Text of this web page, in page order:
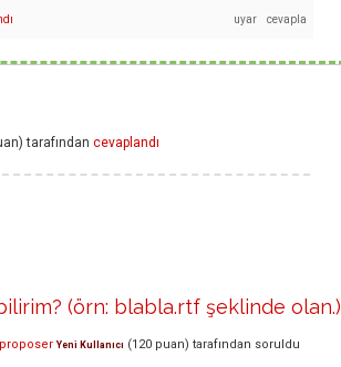
tarafından cevaplandı
(örn: blabla.rtf şeklinde olan.)
proposer Yeni Kullanıcı (120 puan) tarafından soruldu